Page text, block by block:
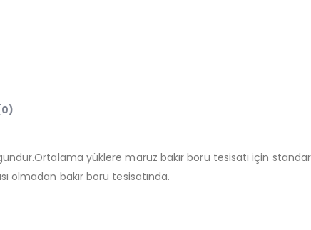
yüklere maruz bakır boru tesisatı için
olmadan bakır boru tesisatında.